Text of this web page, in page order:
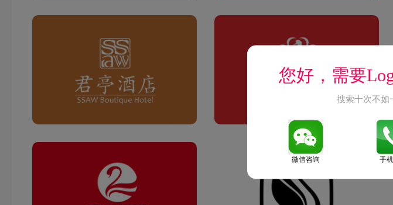
您好，需要
搜索十次不如
微信咨询 手